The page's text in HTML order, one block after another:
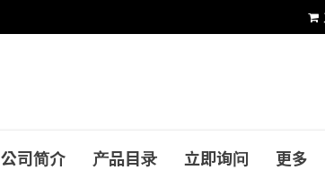
公司简介 产品目录 立即询问 更多